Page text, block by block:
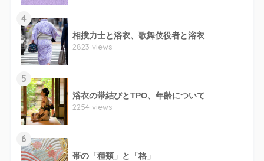
4
相撲力士と浴衣、歌舞伎役者と浴衣
2823 views
5
浴衣の帯結びとTPO、年齢について
2254 views
6
帯の「種類」と「格」